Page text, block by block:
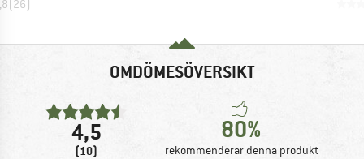
26
OMDÖMESÖVERSIKT
4,5
(10)
80%
rekommenderar denna produkt